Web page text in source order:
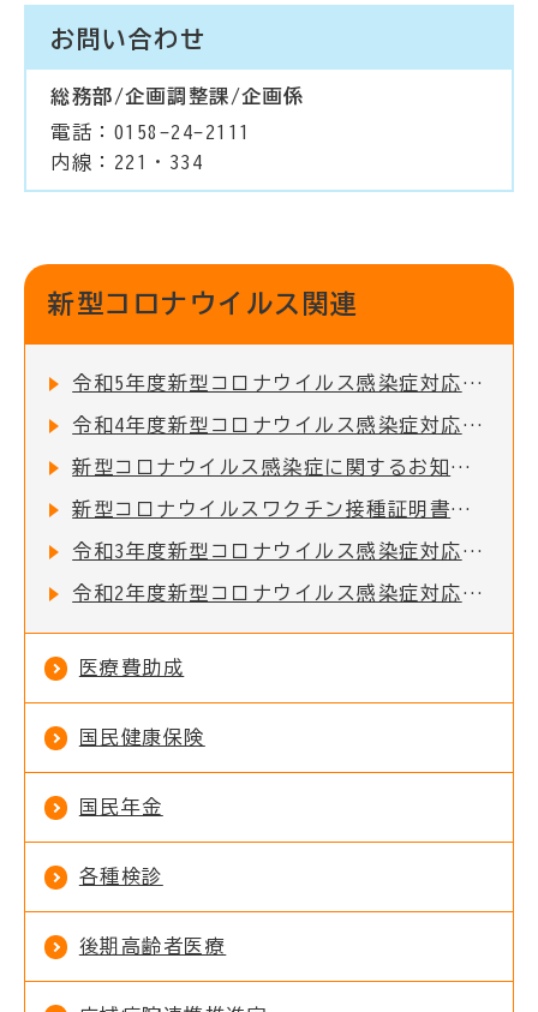
お問い合わせ
総務部/企画調整課/企画係
電話：0158-24-2111
内線：221・334
新型コロナウイルス関連
令和5年度新型コロナウイルス感染症対応地方創生臨時交付金の活用実績
令和4年度新型コロナウイルス感染症対応地方創生臨時交付金の活用実績
新型コロナウイルス感染症に関するお知らせ
新型コロナウイルスワクチン接種証明書を一部のコンビニで取得できるようになりました
令和3年度新型コロナウイルス感染症対応地方創生臨時交付金の活用実績
令和2年度新型コロナウイルス感染症対応地方創生臨時交付金の活用実績
医療費助成
国民健康保険
国民年金
各種検診
後期高齢者医療